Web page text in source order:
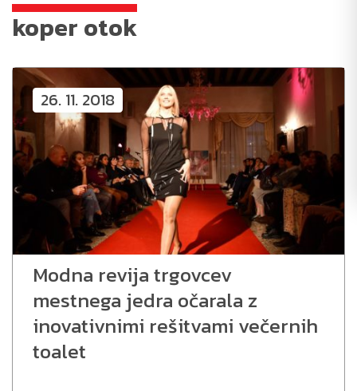
koper otok
26. 11. 2018
Modna revija trgovcev
mestnega jedra očarala z
inovativnimi rešitvami večernih
toalet